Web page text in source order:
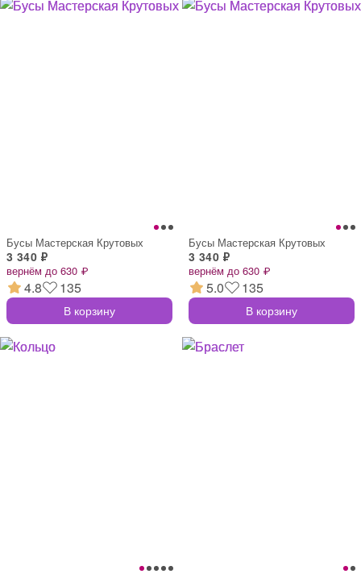
Бусы Мастерская Крутовых
3 340 ₽
вернём до 630 ₽
4.8 135
В корзину
Бусы Мастерская Крутовых
3 340 ₽
вернём до 630 ₽
5.0 135
В корзину